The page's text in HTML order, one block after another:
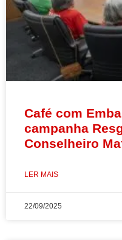
Café com
campanha
Conselheiro
LER MAIS
22/09/2025